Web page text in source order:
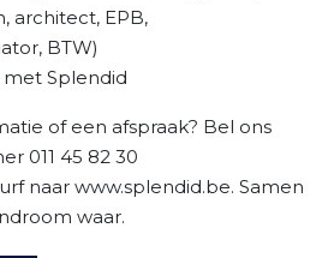
architect, EPB,
BTW)
Splendid
of een afspraak? Bel ons
011 45 82 30
naar www.splendid.be. Samen
waar.